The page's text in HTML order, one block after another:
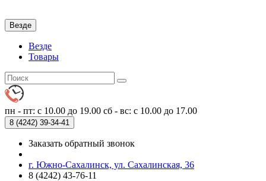
Везде
Везде
Товары
пн - пт: с 10.00 до 19.00 сб - вс: с 10.00 до 17.00
8 (4242) 39-34-41
Заказать обратный звонок
г. Южно-Сахалинск, ул. Сахалинская, 36
8 (4242) 43-76-11